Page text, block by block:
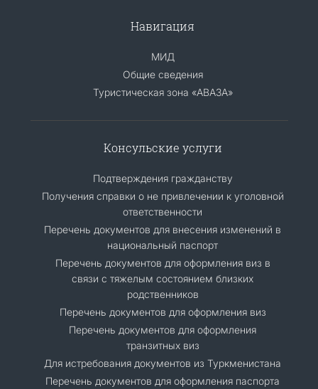
Навигация
МИД
Общие сведения
Туристическая зона «АВАЗА»
Консульские услуги
Подтверждения гражданству
Получения справки о не привлечении к уголовной
ответственности
Перечень документов для внесения изменений в
национальный паспорт
Перечень документов для оформления виз в
связи с тяжелым состоянием близких
родственников
Перечень документов для оформления виз
Перечень документов для оформления
транзитных виз
Для истребования документов из Туркменистана
Перечень документов для оформления паспорта